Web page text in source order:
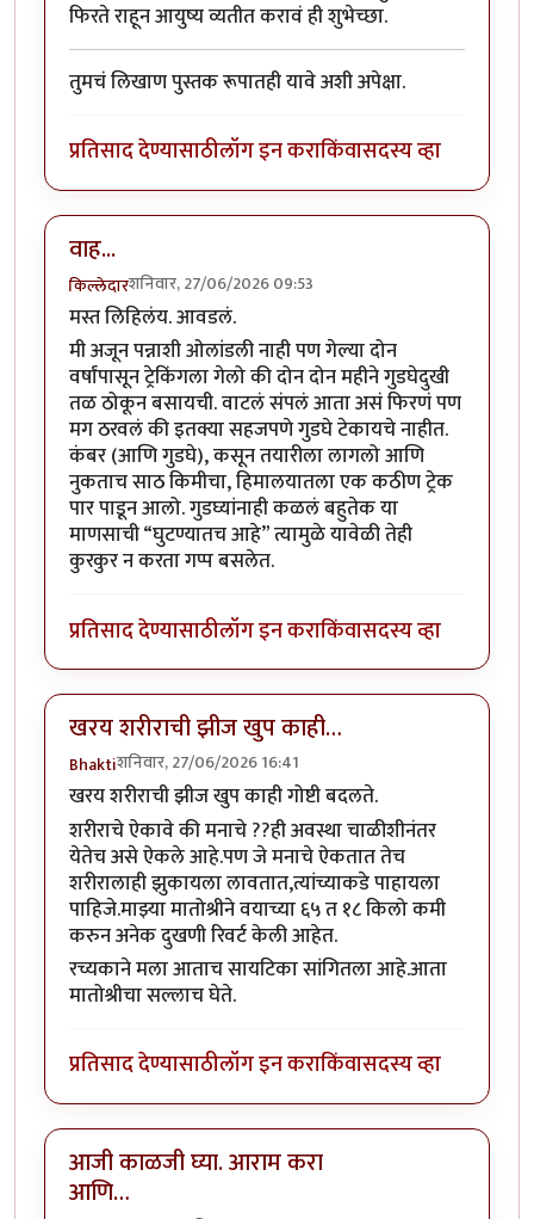
फिरते राहून आयुष्य व्यतीत करावं ही शुभेच्छा.
तुमचं लिखाण पुस्तक रूपातही यावे अशी अपेक्षा.
प्रतिसाद देण्यासाठीलॉग इन कराकिंवासदस्य व्हा
वाह...
किल्लेदारशनिवार, 27/06/2026 09:53
मस्त लिहिलंय. आवडलं.
मी अजून पन्नाशी ओलांडली नाही पण गेल्या दोन
वर्षांपासून ट्रेकिंगला गेलो की दोन दोन महीने गुडघेदुखी
तळ ठोकून बसायची. वाटलं संपलं आता असं फिरणं पण
मग ठरवलं की इतक्या सहजपणे गुडघे टेकायचे नाहीत.
कंबर (आणि गुडघे), कसून तयारीला लागलो आणि
नुकताच साठ किमीचा, हिमालयातला एक कठीण ट्रेक
पार पाडून आलो. गुडघ्यांनाही कळलं बहुतेक या
माणसाची “घुटण्यातच आहे” त्यामुळे यावेळी तेही
कुरकुर न करता गप्प बसलेत.
प्रतिसाद देण्यासाठीलॉग इन कराकिंवासदस्य व्हा
खरय शरीराची झीज खुप काही…
Bhaktiशनिवार, 27/06/2026 16:41
खरय शरीराची झीज खुप काही गोष्टी बदलते.
शरीराचे ऐकावे की मनाचे ??ही अवस्था चाळीशीनंतर
येतेच असे ऐकले आहे.पण जे मनाचे ऐकतात तेच
शरीरालाही झुकायला लावतात,त्यांच्याकडे पाहायला
पाहिजे.माझ्या मातोश्रीने वयाच्या ६५ त १८ किलो कमी
करुन अनेक दुखणी रिवर्ट केली आहेत.
रच्यकाने मला आताच सायटिका सांगितला आहे.आता
मातोश्रीचा सल्लाच घेते.
प्रतिसाद देण्यासाठीलॉग इन कराकिंवासदस्य व्हा
आजी काळजी घ्या. आराम करा
आणि…